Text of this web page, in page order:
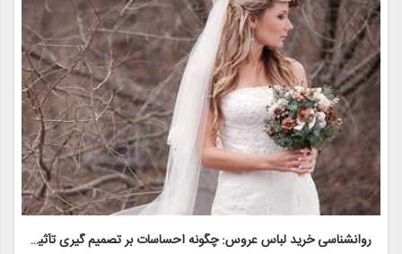
روانشناسی خرید لباس عروس: چگونه احساسات بر تصمیم گیری تأثیر می گذارد